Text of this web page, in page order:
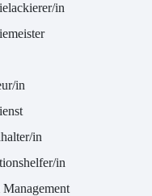
in
in
in
in